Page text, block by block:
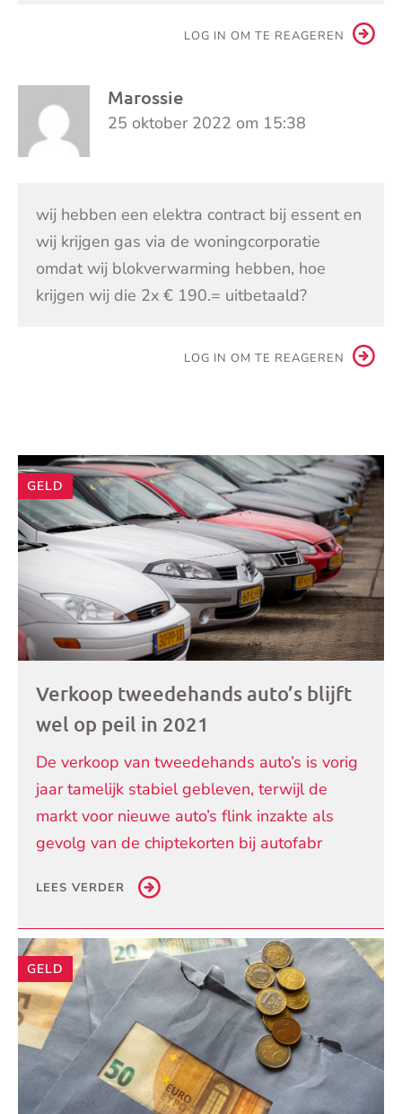
LOG IN OM TE REAGEREN
Marossie
25 oktober 2022 om 15:38
wij hebben een elektra contract bij essent en
wij krijgen gas via de woningcorporatie
omdat wij blokverwarming hebben, hoe
krijgen wij die 2x € 190.= uitbetaald?
LOG IN OM TE REAGEREN
Andere
artikelen
GELD
Verkoop tweedehands auto’s blijft
wel op peil in 2021
De verkoop van tweedehands auto’s is vorig
jaar tamelijk stabiel gebleven, terwijl de
markt voor nieuwe auto’s flink inzakte als
gevolg van de chiptekorten bij autofabr
LEES VERDER
GELD